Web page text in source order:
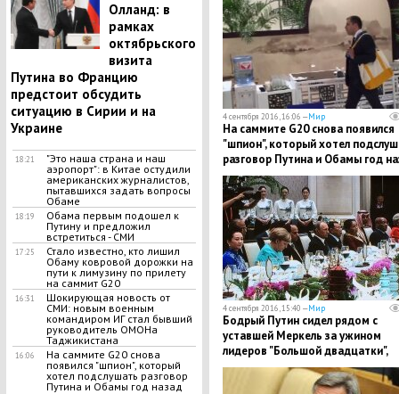
Олланд: в
рамках
октябрьского
визита
Путина во Францию
предстоит обсудить
ситуацию в Сирии и на
Украине
18:21
"Это наша страна и наш
аэропорт": в Китае остудили
американских журналистов,
пытавшихся задать вопросы
Обаме
18:19
Обама первым подошел к
Путину и предложил
встретиться - СМИ
17:25
Стало известно, кто лишил
Обаму ковровой дорожки на
пути к лимузину по прилету
на саммит G20
16:31
Шокирующая новость от
СМИ: новым военным
командиром ИГ стал бывший
руководитель ОМОНа
Таджикистана
16:06
На саммите G20 снова
появился "шпион", который
хотел подслушать разговор
Путина и Обамы год назад
4 сентября 2016, 16:06 —Мир
На саммите G20 снова появился
"шпион", который хотел
разговор Путина и Обамы год
4 сентября 2016, 15:40 —Мир
Бодрый Путин сидел рядом с
уставшей Меркель за ужином
лидеров "Большой двадцатки",
Обама оказался поодаль